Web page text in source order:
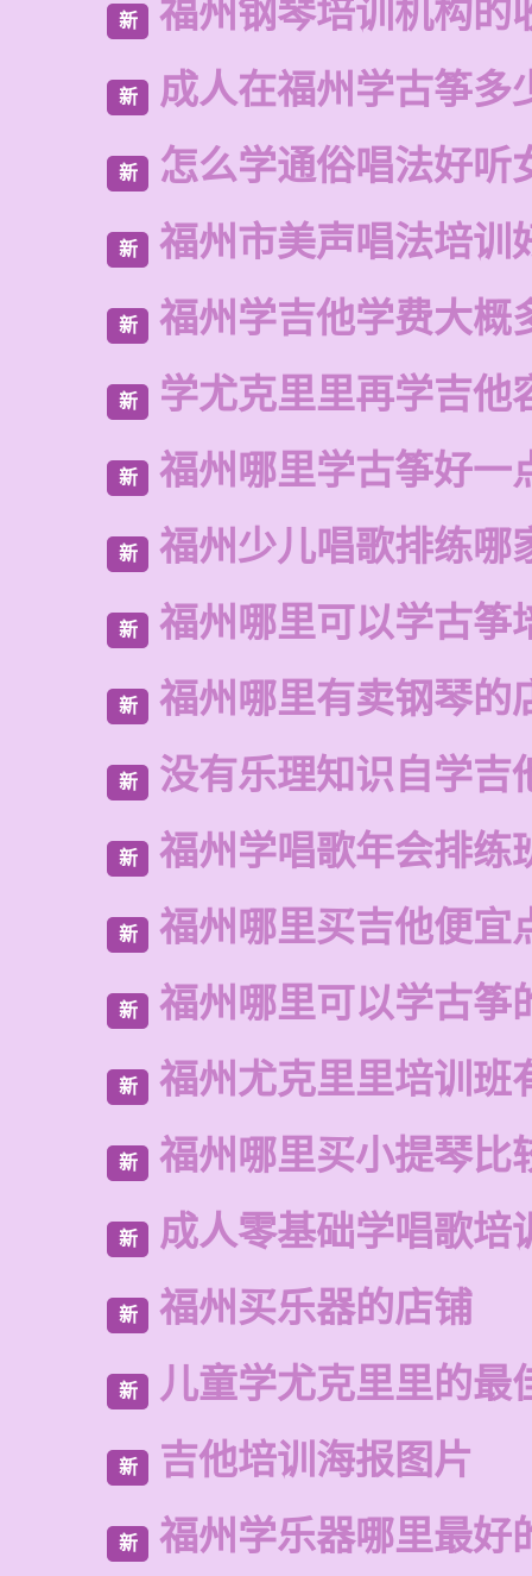
新 福州钢琴培训机构的
新 成人在福州学古筝多
新 怎么学通俗唱法好听
新 福州市美声唱法培训
新 福州学吉他学费大概
新 学尤克里里再学吉他
新 福州哪里学古筝好一
新 福州少儿唱歌排练哪
新 福州哪里可以学古筝
新 福州哪里有卖钢琴的
新 没有乐理知识自学吉
新 福州学唱歌年会排练
新 福州哪里买吉他便宜
新 福州哪里可以学古筝
新 福州尤克里里培训班
新 福州哪里买小提琴比
新 成人零基础学唱歌培
新 福州买乐器的店铺
新 儿童学尤克里里的最
新 吉他培训海报图片
新 福州学乐器哪里最好